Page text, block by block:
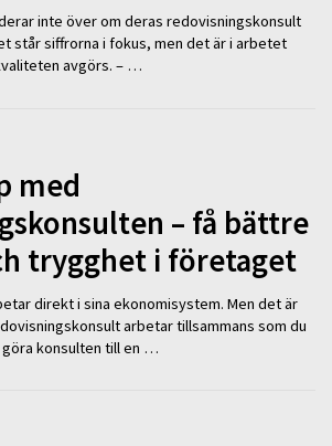
inte över om deras redovisningskonsult
står siffrorna i fokus, men det är i arbetet
avgörs. – …
med
– få bättre
trygghet i företaget
direkt i sina ekonomisystem. Men det är
arbetar tillsammans som du
konsulten till en …